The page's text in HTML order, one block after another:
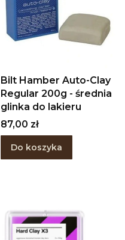
Bilt Hamber Auto-Clay
Regular 200g - średnia
glinka do lakieru
Cena
87,00 zł
Do koszyka